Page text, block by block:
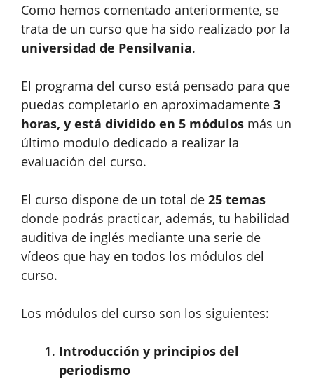
Como hemos comentado anteriormente, se
trata de un curso que ha sido realizado por la
universidad de Pensilvania.
El programa del curso está pensado para que
puedas completarlo en aproximadamente 3
horas, y está dividido en 5 módulos más un
último modulo dedicado a realizar la
evaluación del curso.
El curso dispone de un total de 25 temas
donde podrás practicar, además, tu habilidad
auditiva de inglés mediante una serie de
vídeos que hay en todos los módulos del
curso.
Los módulos del curso son los siguientes:
Introducción y principios del
periodismo